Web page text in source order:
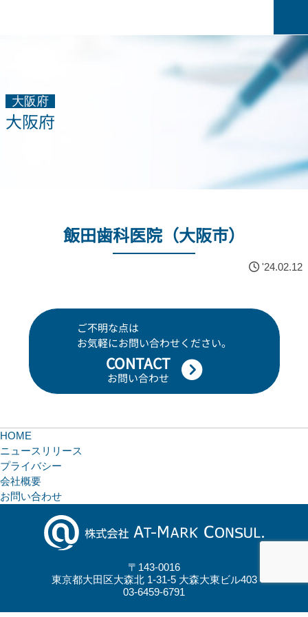
大阪府
大阪府
飯田歯科医院（大阪市）
'24.02.12
ご不明な点は
お気軽にお問い合わせください。
CONTACT
お問い合わせ
HOME
ニュースリリース
プライバシー
会社概要
お問い合わせ
〒143-0016
東京都大田区大森北 1-31-5 大森大東ビル403
03-6459-6791